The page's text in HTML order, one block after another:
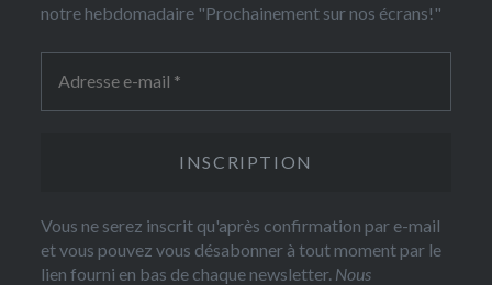
notre hebdomadaire "Prochainement sur nos écrans!"
Vous ne serez inscrit qu'après confirmation par e-mail
et vous pouvez vous désabonner à tout moment par le
lien fourni en bas de chaque newsletter. Nous